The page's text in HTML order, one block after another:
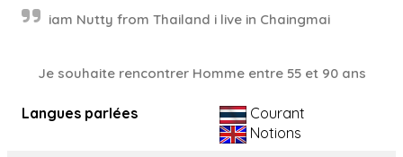
iam Nutty from Thailand i live in Chaingmai
Je souhaite rencontrer Homme entre 55 et 90 ans
Langues parlées
Courant
Notions